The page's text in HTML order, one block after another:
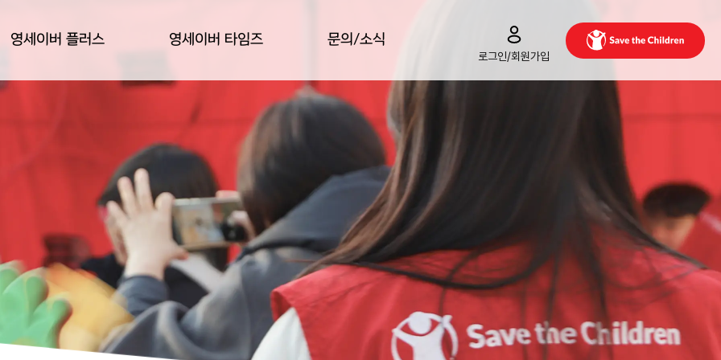
영세이버 플러스 영세이버 타임즈 문의/소식
로그인/회원가입